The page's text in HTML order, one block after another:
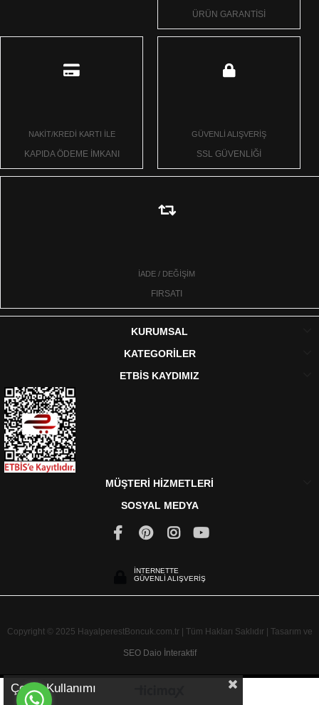
ÜRÜN GARANTİSİ
NAKİT/KREDİ KARTI İLE
KAPIDA ÖDEME İMKANI
GÜVENLİ ALIŞVERİŞ
SSL GÜVENLİĞİ
İADE / DEĞİŞİM
FIRSATI
KURUMSAL
KATEGORİLER
ETBİS KAYDIMIZ
MÜŞTERİ HİZMETLERİ
SOSYAL MEDYA
İNTERNETTE
GÜVENLİ ALIŞVERİŞ
Copyright © 2025 HayalperestBoncuk.com.tr | Tüm Hakları Saklıdır | Tasarım ve
SEO Daio İnteraktif
Çerez Kullanımı